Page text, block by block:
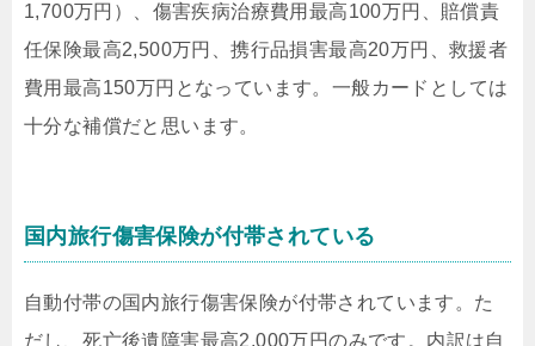
1,700万円）、傷害疾病治療費用最高100万円、賠償責
任保険最高2,500万円、携行品損害最高20万円、救援者
費用最高150万円となっています。一般カードとしては
十分な補償だと思います。
国内旅行傷害保険が付帯されている
自動付帯の国内旅行傷害保険が付帯されています。た
だし、死亡後遺障害最高2,000万円のみです。内訳は自